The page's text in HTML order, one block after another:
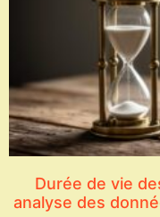
Durée de vie
analyse des